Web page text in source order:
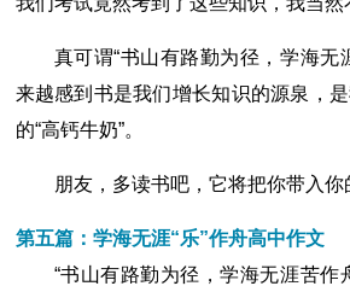
真可谓“书山有路勤为径，学海无
来越感到书是我们增长知识的源泉，
的“高钙牛奶”。
朋友，多读书吧，它将把你带入你
第五篇：学海无涯“乐”作舟高中作文
“书山有路勤为径，学海无涯苦作